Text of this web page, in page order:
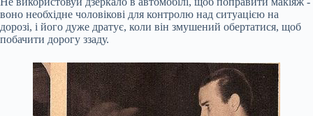
воно необхідне чоловікові для контролю над ситуацією на
дорозі, і його дуже дратує, коли він змушений обертатися, щоб
побачити дорогу ззаду.